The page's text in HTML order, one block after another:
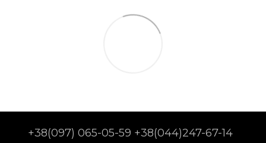
+38(097) 065-05-59 +38(044)247-67-14